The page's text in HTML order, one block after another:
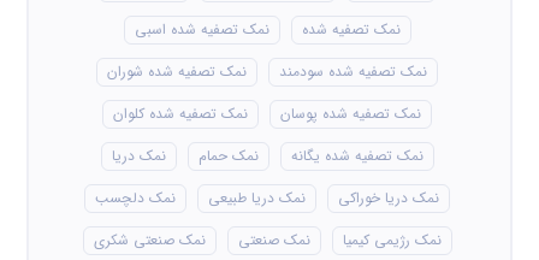
نمک تصفیه شده
نمک تصفیه شده اسبی
نمک تصفیه شده سودمند
نمک تصفیه شده شوران
نمک تصفیه شده پوسان
نمک تصفیه شده کلوان
نمک تصفیه شده یگانه
نمک حمام
نمک دریا
نمک دریا خوراکی
نمک دریا طبیعی
نمک دلچسب
نمک رژیمی کیمیا
نمک صنعتی
نمک صنعتی شکری